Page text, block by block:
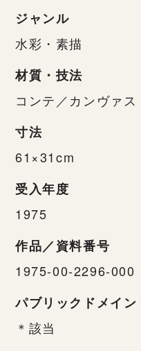
ジャンル
水彩・素描
材質・技法
コンテ／カンヴァス
寸法
61×31cm
受入年度
1975
作品／資料番号
1975-00-2296-000
パブリックドメイン
＊該当